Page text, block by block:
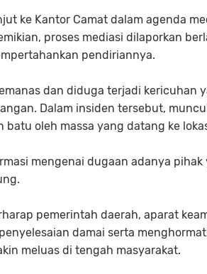
ke Kantor Camat dalam agenda
proses mediasi dilaporkan
pendiriannya.
dan diduga terjadi kericuhan
Dalam insiden tersebut,
oleh massa yang datang ke
mengenai dugaan adanya
pemerintah daerah, aparat
damai serta
meluas di tengah masyarakat.